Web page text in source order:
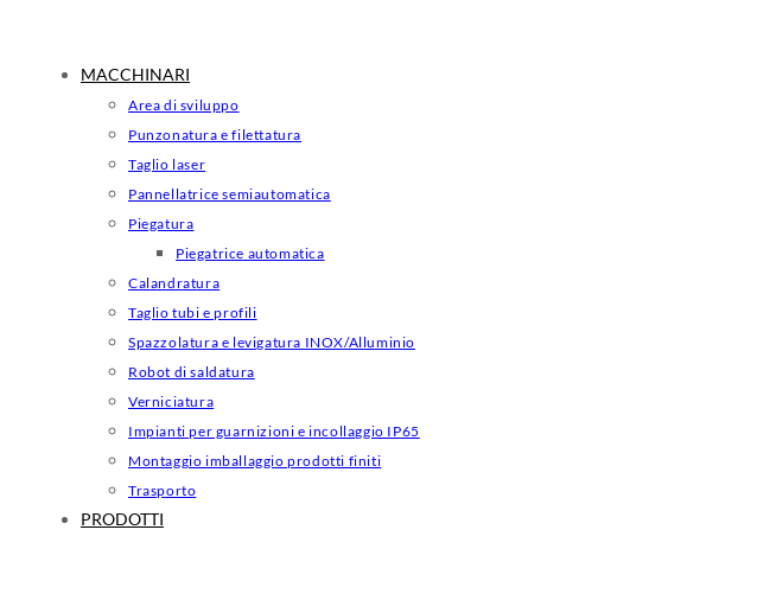
MACCHINARI
Area di sviluppo
Punzonatura e filettatura
Taglio laser
Pannellatrice semiautomatica
Piegatura
Piegatrice automatica
Calandratura
Taglio tubi e profili
Spazzolatura e levigatura INOX/Alluminio
Robot di saldatura
Verniciatura
Impianti per guarnizioni e incollaggio IP65
Montaggio imballaggio prodotti finiti
Trasporto
PRODOTTI